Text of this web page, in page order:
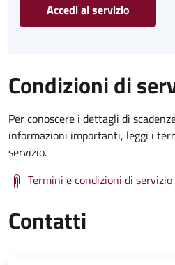
Accedi al servizio
Condizioni di
Per conoscere i dettagli di
informazioni importanti, leggi i
servizio.
Termini e condizioni di servizio
Contatti